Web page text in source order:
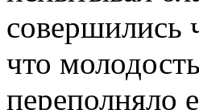
совершились
что
переполняло